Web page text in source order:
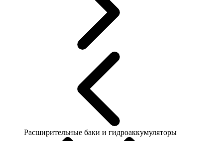
Расширительные баки и гидроаккумуляторы